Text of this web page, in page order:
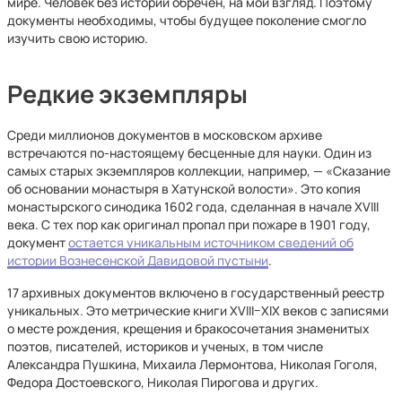
документы необходимы, чтобы будущее поколение смогло
изучить свою историю.
Редкие экземпляры
Среди миллионов документов в московском архиве
встречаются по-настоящему бесценные для науки. Один из
самых старых экземпляров коллекции, например, — «Сказание
об основании монастыря в Хатунской волости». Это копия
монастырского синодика 1602 года, сделанная в начале XVIII
века. С тех пор как оригинал пропал при пожаре в 1901 году,
документостается уникальным источником сведений об
истории Вознесенской Давидовой пустыни.
17 архивных документов включено в государственный реестр
уникальных. Это метрические книги XVIII–XIX веков с записями
о месте рождения, крещения и бракосочетания знаменитых
поэтов, писателей, историков и ученых, в том числе
Александра Пушкина, Михаила Лермонтова, Николая Гоголя,
Федора Достоевского, Николая Пирогова и других.